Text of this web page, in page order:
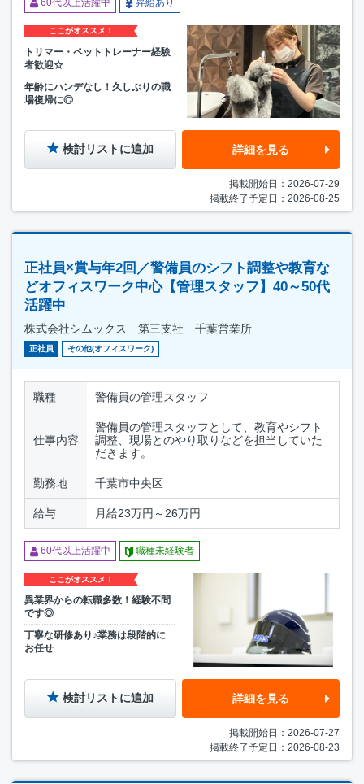
60代以上活躍中 昇給あり
ここがオススメ！
トリマー・ペットトレーナー経験
者歓迎☆
年齢にハンデなし！久しぶりの職
場復帰に◎
検討リストに追加 詳細を見る
掲載開始日：2026-07-29
掲載終了予定日：2026-08-25
正社員×賞与年2回／警備員のシフト調整や教育な
どオフィスワーク中心【管理スタッフ】40～50代
活躍中
株式会社シムックス 第三支社 千葉営業所
正社員 その他(オフィスワーク)
職種 警備員の管理スタッフ
仕事内容
警備員の管理スタッフとして、教育やシフト
調整、現場とのやり取りなどを担当していた
だきます。
勤務地 千葉市中央区
給与 月給23万円～26万円
60代以上活躍中 職種未経験者
ここがオススメ！
異業界からの転職多数！経験不問
です◎
丁寧な研修あり♪業務は段階的に
お任せ
検討リストに追加 詳細を見る
掲載開始日：2026-07-27
掲載終了予定日：2026-08-23